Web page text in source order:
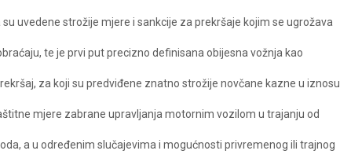
uvedene strožije mjere i sankcije za prekršaje kojim se ugrožava
te je prvi put precizno definisana obijesna vožnja kao
za koji su predviđene znatno strožije novčane kazne u iznosu
mjere zabrane upravljanja motornim vozilom u trajanju od
a u određenim slučajevima i mogućnosti privremenog ili trajnog